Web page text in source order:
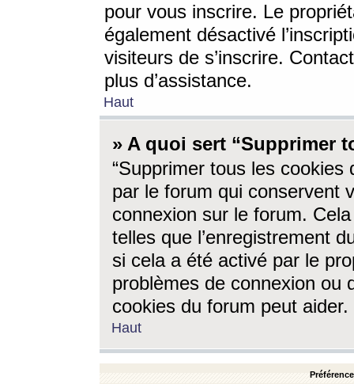
pour vous inscrire. Le
également désactivé
visiteurs de s’inscrire.
plus d’assistance.
Haut
» A quoi sert “Supprimer
“Supprimer tous les cookies
par le forum qui conservent
connexion sur le forum.
telles que l’enregistrement
si cela a été activé par le
problèmes de connexion ou
cookies du forum peut aider.
Haut